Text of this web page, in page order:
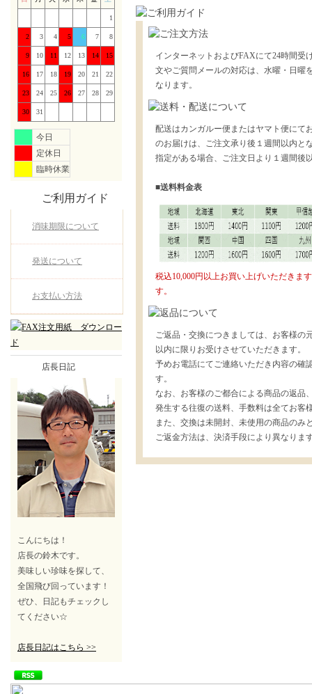
1
2 3 4 5 6 7 8
9 10 11 12 13 14 15
16 17 18 19 20 21 22
23 24 25 26 27 28 29
30 31
今日
定休日
臨時休業
ご利用ガイド
消味期限について
発送について
お支払い方法
店長日記
こんにちは！
店長の鈴木です。
美味しい珍味を探して、
全国飛び回っています！
ぜひ、日記もチェックし
てください☆
店長日記はこちら >>
インターネットおよびFAXにて24時間受
文やご質問メールの対応は、水曜・日曜
なります。
配送はカンガルー便またはヤマト便にて
のお届けは、ご注文承り後１週間以内と
指定がある場合、ご注文日より１週間後
■送料料金表
税込10,000円以上お買い上げいただきま
す。
ご返品・交換につきましては、お客様の
以内に限りお受けさせていただきます。
予めお電話にてご連絡いただき内容の確
す。
なお、お客様のご都合による商品の返品
発生する往復の送料、手数料は全てお客
また、交換は未開封、未使用の商品のみ
ご返金方法は、決済手段により異なりま